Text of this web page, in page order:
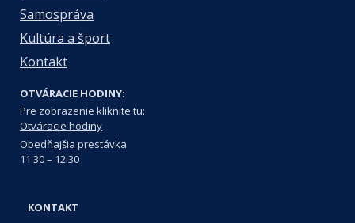
Samospráva
Kultúra a šport
Kontakt
OTVÁRACIE HODINY:
Pre zobrazenie kliknite tu:
Otváracie hodiny
Obedňajšia prestávka
11.30 – 12.30
KONTAKT